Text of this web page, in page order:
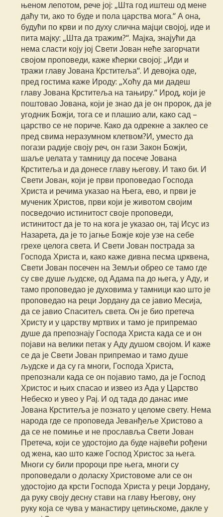
њеном лепотом, рече јој: „Шта год иштеш од мене
даћу ти, ако то буде и пола царства мога.“ А она,
будући по крви и по духу слична мајци својој, иде и
пита мајку: „Шта да тражим?“. Мајка, знајући да
нема сласти коју јој Свети Јован неће загорчати
својом проповеди, каже кћерки својој: „Иди и
тражи главу Јована Крститеља“. И девојка оде,
пред гостима каже Ироду: „Хоћу да ми дадеш
главу Јована Крститеља на тањиру.“ Ирод, који је
поштовао Јована, који је знао да је он пророк, да је
угодник Божји, тога се и плашио али, како сад –
царство се не пориче. Како да одрекне а заклео се
пред свима неразумном клетвом?И, уместо да
погази радије своју реч, он гази Закон Божји,
шаље џелата у тамницу да посече Јована
Крститеља и да донесе главу његову. И тако би. И
Свети Јован, који је први проповедао Господа
Христа и речима указао на Њега, ево, и први је
мученик Христов, први који је животом својим
посведочио истинитост своје проповеди,
истинитост да је то на кога је указао он, тај Исус из
Назарета, да је то јагње Божје које узе на себе
грехе целога света. И Свети Јован пострада за
Господа Христа и, како каже дивна песма црквена,
Свети Јован посечен на Земљи обрео се тамо где
су све душе људске, од Адама па до њега, у Аду, и
тамо проповедао је духовима у тамници као што је
проповедао на реци Јордану да се јавио Месија,
да се јавио Спаситељ света. Он је био претеча
Христу и у царству мртвих и тамо је припремао
душе да препознају Господа Христа када се и он
појави на велики петак у Аду душом својом. И каже
се да је Свети Јован припремао и тамо душе
људске и да су га многи, Господа Христа,
препознали када се он појавио тамо, да је Господ
Христос и њих спасао и извео из Ада у Царство
Небеско и увео у Рај. И од тада до данас име
Јована Крститеља је познато у целоме свету. Нема
народа где се проповеда Јеванђеље Христово а
да се не помиње и не прославља Свети Јован
Претеча, који се удостојио да буде највећи рођени
од жена, као што каже Господ Христос за њега.
Многи су били пророци пре њега, многи су
проповедали о доласку Христовоме али се он
удостојио да крсти Господа Христа у реци Јордану,
да руку своју десну стави на главу Његову, ону
руку која се чува у манастиру цетињскоме, дакле у